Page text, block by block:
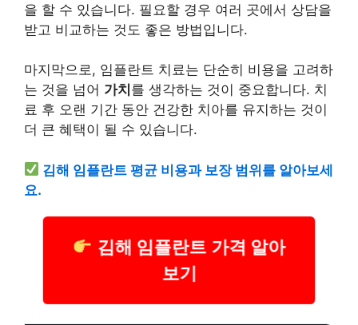
을 할 수 있습니다. 필요할 경우 여러 곳에서 상담을
받고 비교하는 것도 좋은 방법입니다.
마지막으로, 임플란트 치료는 단순히 비용을 고려하
는 것을 넘어 가치 를 생각하는 것이 중요합니다. 치
료 후 오랜 기간 동안 건강한 치아를 유지하는 것이
더 큰 혜택이 될 수 있습니다.
김해 임플란트 평균 비용과 보장 범위를 알아보세
요.
김해 임플란트 가격 알아
보기